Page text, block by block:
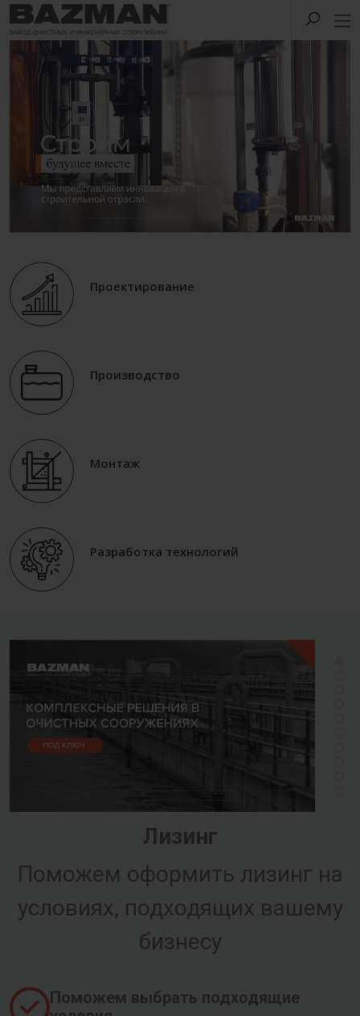
Проектирование
Производство
Монтаж
Разработка технологий
Лизинг
Поможем оформить лизинг на
условиях, подходящих вашему
бизнесу
Поможем выбрать подходящие